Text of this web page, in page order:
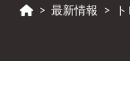
> 最新情報 >